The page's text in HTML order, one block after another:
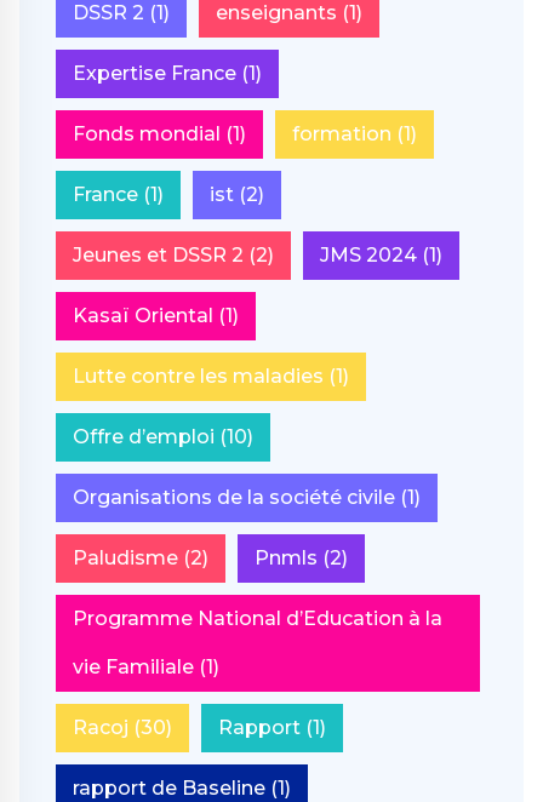
DSSR 2 (1) enseignants (1)
Expertise France (1)
Fonds mondial (1) formation (1)
France (1) ist (2)
Jeunes et DSSR 2 (2) JMS 2024 (1)
Kasaï Oriental (1)
Lutte contre les maladies (1)
Offre d’emploi (10)
Organisations de la société civile (1)
Paludisme (2) Pnmls (2)
Programme National d’Education à la
vie Familiale (1)
Racoj (30) Rapport (1)
rapport de Baseline (1)